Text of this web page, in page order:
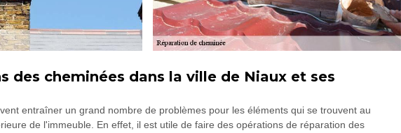
des cheminées dans la ville de Niaux et ses
entraîner un grand nombre de problèmes pour les éléments qui se trouvent au
de l'immeuble. En effet, il est utile de faire des opérations de réparation des